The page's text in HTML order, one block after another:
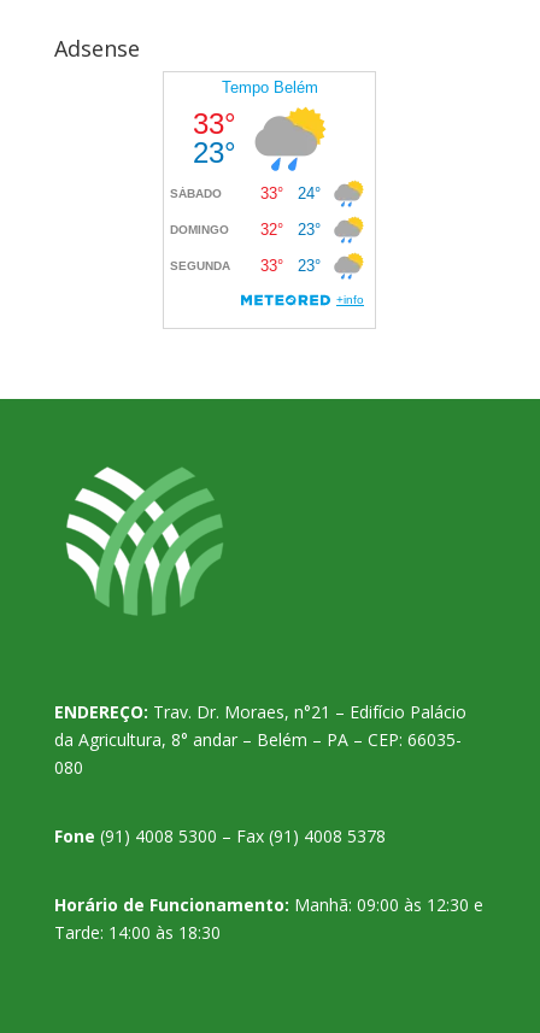
Adsense
ENDEREÇO: Trav. Dr. Moraes, n°21 – Edifício Palácio
da Agricultura, 8° andar – Belém – PA – CEP: 66035-
080
Fone (91) 4008 5300 – Fax (91) 4008 5378
Horário de Funcionamento: Manhã: 09:00 às 12:30 e
Tarde: 14:00 às 18:30